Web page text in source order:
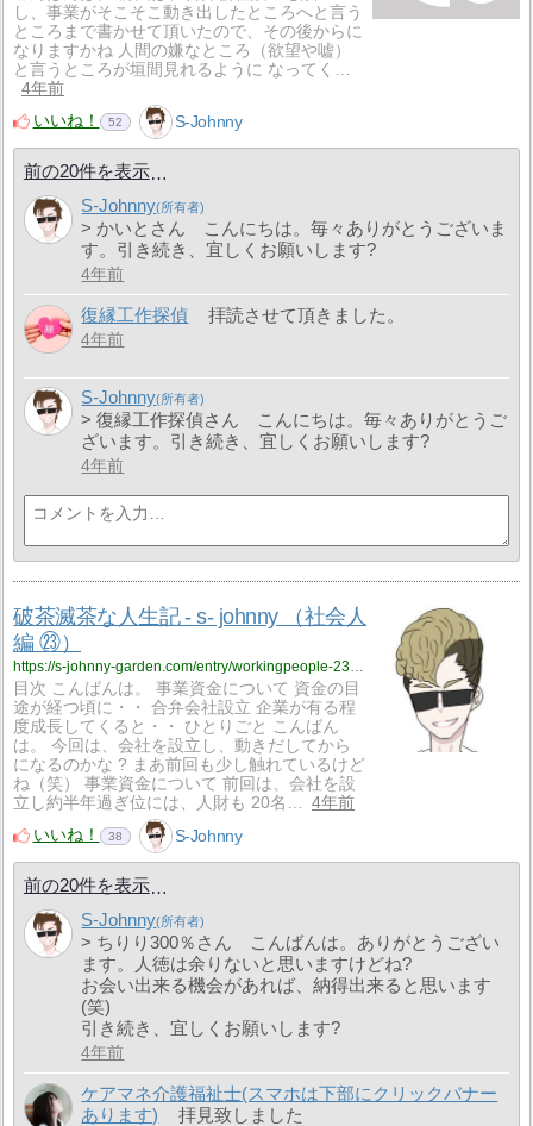
し、事業がそこそこ動き出したところへと言う
ところまで書かせて頂いたので、その後からに
なりますかね 人間の嫌なところ（欲望や嘘）
と言うところが垣間見れるように なってく…
4年前
いいね！
52 S-Johnny
前の20件を表示
S-Johnny
> かいとさん こんにちは。毎々ありがとうございま
す。引き続き、宜しくお願いします?
4年前
復縁工作探偵 拝読させて頂きました。
4年前
S-Johnny
> 復縁工作探偵さん こんにちは。毎々ありがとうご
ざいます。引き続き、宜しくお願いします?
4年前
破茶滅茶な人生記 - s- johnny （社会人
編 ㉓）
https://s-johnny-garden.com/entry/workingpeople-23?utm_source=feed
目次 こんばんは。 事業資金について 資金の目
途が経つ頃に・・ 合弁会社設立 企業が有る程
度成長してくると・・ ひとりごと こんばん
は。 今回は、会社を設立し、動きだしてから
になるのかな ? まあ前回も少し触れているけど
ね（笑） 事業資金について 前回は、会社を設
立し約半年過ぎ位には、人財も 20名…
4年前
いいね！
38 S-Johnny
前の20件を表示
S-Johnny
> ちりり300％さん こんばんは。ありがとうござい
ます。人徳は余りないと思いますけどね?
お会い出来る機会があれば、納得出来ると思います
(笑)
引き続き、宜しくお願いします?
4年前
ケアマネ介護福祉士(スマホは下部にクリックバナー
あります)
拝見致しました